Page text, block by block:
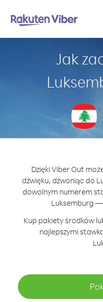
Jak
Dzięki Viber Out
dźwięku, dzwoniąc do
dowolnym numerem
Luksemburg —
Kup pakiety środków
najlepszymi